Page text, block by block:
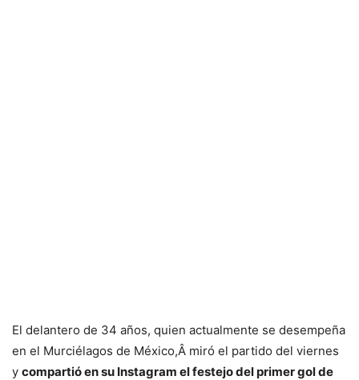
El delantero de 34 años, quien actualmente se desempeña
en el Murciélagos de México,Â miró el partido del viernes
y compartió en su Instagram el festejo del primer gol de